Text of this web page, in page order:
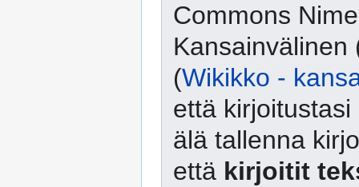
Commons
Kansainvälinen
(Wikikko -
että
älä tallenna
että kirjoitit